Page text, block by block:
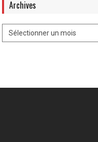
Archives